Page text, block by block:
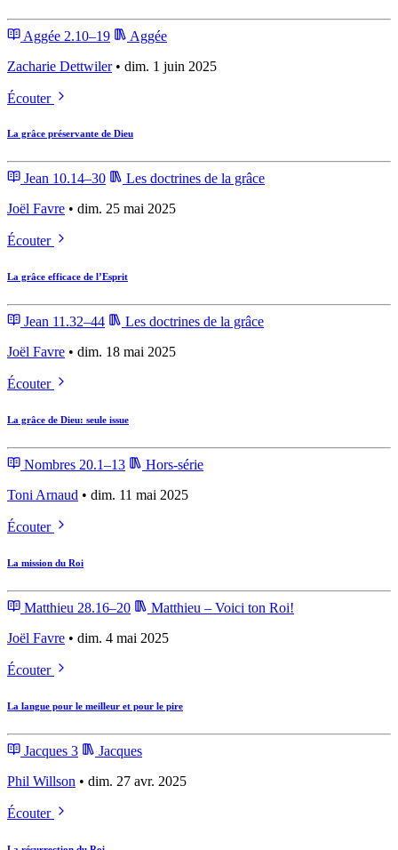
Aggée 2.10–19
Aggée
Zacharie Dettwiler• dim. 1 juin 2025
Écouter
La grâce préservante de Dieu
Jean 10.14–30
Les doctrines de la grâce
Joël Favre • dim. 25 mai 2025
Écouter
La grâce efficace de l’Esprit
Jean 11.32–44
Les doctrines de la grâce
Joël Favre • dim. 18 mai 2025
Écouter
La grâce de Dieu: seule issue
Nombres 20.1–13
Hors-série
Toni Arnaud • dim. 11 mai 2025
Écouter
La mission du Roi
Matthieu 28.16–20
Matthieu – Voici ton Roi!
Joël Favre • dim. 4 mai 2025
Écouter
La langue pour le meilleur et pour le pire
Jacques 3
Jacques
Phil Willson • dim. 27 avr. 2025
Écouter